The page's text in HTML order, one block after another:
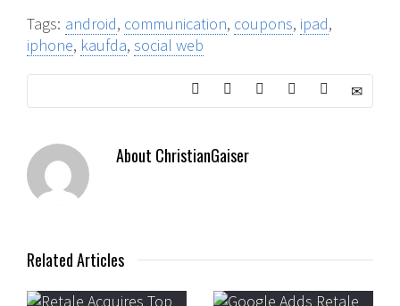
Tags: android, communication, coupons, ipad,
iphone, kaufda, social web
About ChristianGaiser
Related Articles